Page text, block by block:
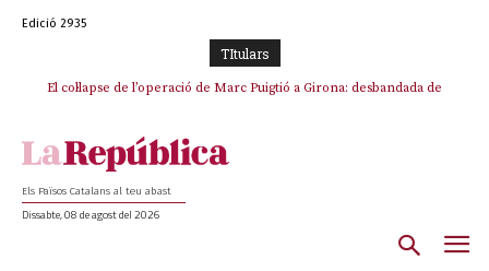
Edició 2935
TItulars
El col·lapse de l’operació de Marc Puigtió a Girona: desbandada de
Els Països Catalans al teu abast
Dissabte, 08 de agost del 2026